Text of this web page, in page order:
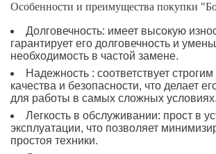
Особенности и преимущества покупки
Долговечность: имеет высокую
гарантирует его долговечность и
необходимость в частой замене.
Надежность : соответствует
качества и безопасности, что делает
для работы в самых сложных условиях.
Легкость в обслуживании: прост в
эксплуатации, что позволяет
простоя техники.